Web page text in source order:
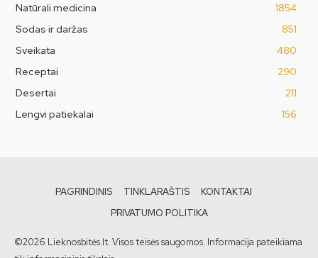
Natūrali medicina
1854
Sodas ir daržas
851
Sveikata
480
Receptai
290
Desertai
211
Lengvi patiekalai
156
PAGRINDINIS TINKLARAŠTIS
KONTAKTAI
PRIVATUMO POLITIKA
©2026 Lieknosbitės.lt. Visos teisės saugomos. Informacija pateikiama